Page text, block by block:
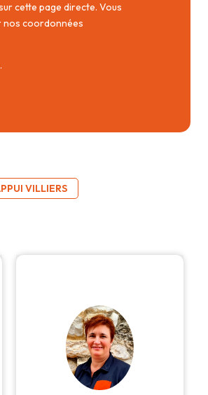
cette page directe. Vous
nos coordonnées
VILLIERS